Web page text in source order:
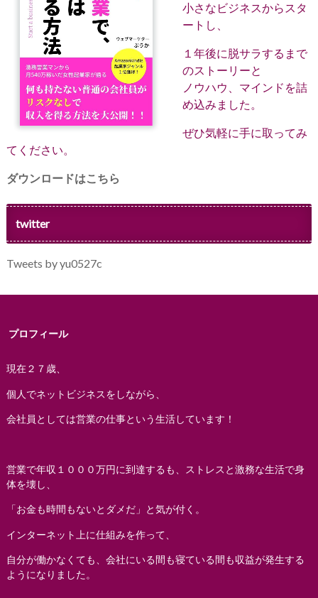
小さなビジネスからスタ
ートし、
１年後に脱サラするまで
のストーリーと
ノウハウ、マインドを詰
め込みました。
ぜひ気軽に手に取ってみ
てください。
ダウンロードはこちら
twitter
Tweets by yu0527c
プロフィール
現在２７歳、
個人でネットビジネスをしながら、
会社員としては営業の仕事という生活しています！
営業で年収１０００万円に到達するも、ストレスと激務な生活で身
体を壊し、
「お金も時間もないとダメだ」と気が付く。
インターネット上に仕組みを作って、
自分が働かなくても、会社にいる間も寝ている間も収益が発生する
ようになりました。